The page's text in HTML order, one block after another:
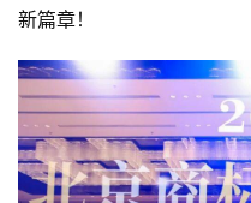
新篇章！